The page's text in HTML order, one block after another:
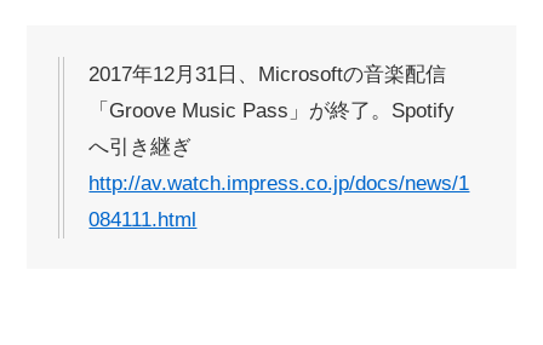
2017年12月31日、Microsoftの音楽配信
「Groove Music Pass」が終了。Spotify
へ引き継ぎ
http://av.watch.impress.co.jp/docs/news/1
084111.html